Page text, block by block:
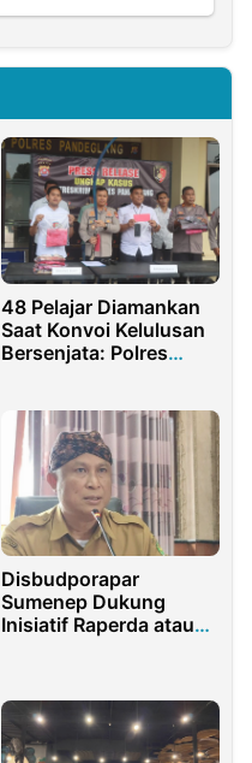
48 Pelajar Diamankan
Saat Konvoi Kelulusan
Bersenjata: Polres
Jalan Raya
Disbudporapar
Sumenep Dukung
Inisiatif Raperda atau